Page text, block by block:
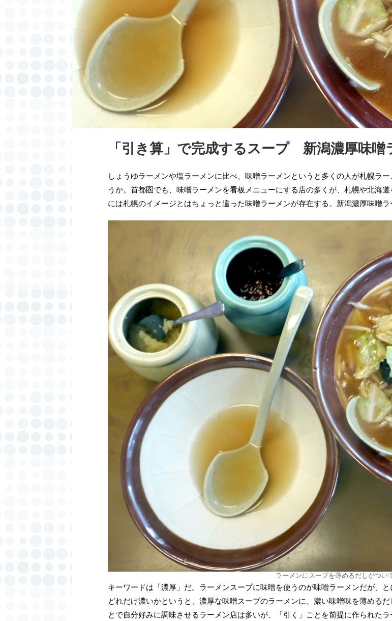
「引き算」で完成するスープ 新潟濃厚味噌
しょうゆラーメンや塩ラーメンに比べ、味噌ラーメンというと多くの人が札幌ラ
うか。首都圏でも、味噌ラーメンを看板メニューにする店の多くが、札幌や北海
には札幌のイメージとはちょっと違った味噌ラーメンが存在する。新潟濃厚味噌ラ
ラーメンにスープを薄めるだしがつい
キーワードは「濃厚」だ。ラーメンスープに味噌を使うのが味噌ラーメンだが、
どれだけ濃いかというと、濃厚な味噌スープのラーメンに、濃い味噌味を薄める
とで自分好みに調味させるラーメン店は多いが、「引く」ことを前提に作られた